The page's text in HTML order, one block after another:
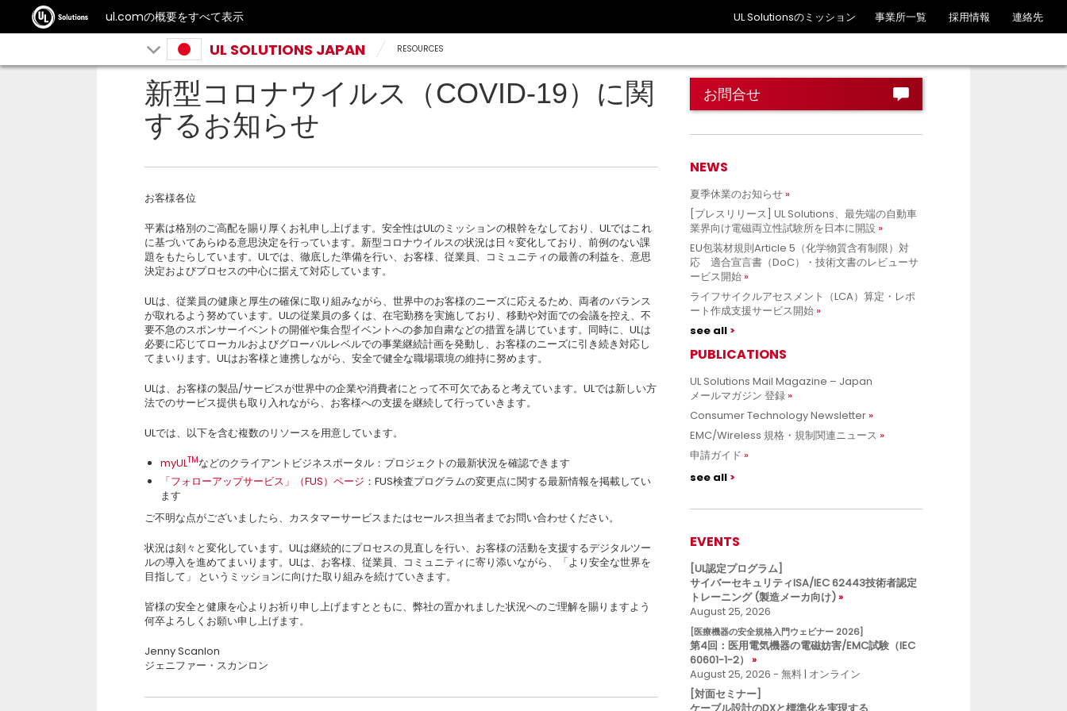
ul.comの概要をすべて表示 UL Solutionsのミッション 事業所一覧 採用情報 連絡先
UL SOLUTIONS JAPAN RESOURCES
新型コロナウイルス（COVID-19）に関
するお知らせ
お客様各位
平素は格別のご高配を賜り厚くお礼申し上げます。安全性はULのミッションの根幹をなしており、ULではこれ
に基づいてあらゆる意思決定を行っています。新型コロナウイルスの状況は日々変化しており、前例のない課
題をもたらしています。ULでは、徹底した準備を行い、お客様、従業員、コミュニティの最善の利益を、意思
決定およびプロセスの中心に据えて対応しています。
ULは、従業員の健康と厚生の確保に取り組みながら、世界中のお客様のニーズに応えるため、両者のバランス
が取れるよう努めています。ULの従業員の多くは、在宅勤務を実施しており、移動や対面での会議を控え、不
要不急のスポンサーイベントの開催や集合型イベントへの参加自粛などの措置を講じています。同時に、ULは
必要に応じてローカルおよびグローバルレベルでの事業継続計画を発動し、お客様のニーズに引き続き対応し
てまいります。ULはお客様と連携しながら、安全で健全な職場環境の維持に努めます。
ULは、お客様の製品/サービスが世界中の企業や消費者にとって不可欠であると考えています。ULでは新しい方
法でのサービス提供も取り入れながら、お客様への支援を継続して行っていきます。
ULでは、以下を含む複数のリソースを用意しています。
myULTM などのクライアントビジネスポータル：プロジェクトの最新状況を確認できます
「フォローアップサービス」（FUS）ページ ：FUS検査プログラムの変更点に関する最新情報を掲載してい
ます
ご不明な点がございましたら、カスタマーサービスまたはセールス担当者までお問い合わせください。
状況は刻々と変化しています。ULは継続的にプロセスの見直しを行い、お客様の活動を支援するデジタルツー
ルの導入を進めてまいります。ULは、お客様、従業員、コミュニティに寄り添いながら、「より安全な世界を
目指して」 というミッションに向けた取り組みを続けていきます。
皆様の安全と健康を心よりお祈り申し上げますとともに、弊社の置かれました状況へのご理解を賜りますよう
何卒よろしくお願い申し上げます。
Jenny Scanlon
ジェニファー・スカンロン
お問合せ
NEWS
夏季休業のお知らせ
[プレスリリース] UL Solutions、最先端の自動車
業界向け電磁両立性試験所を日本に開設
EU包装材規則Article 5（化学物質含有制限）対
応 適合宣言書（DoC）・技術文書のレビューサ
ービス開始
ライフサイクルアセスメント（LCA）算定・レポ
ート作成支援サービス開始
see all
PUBLICATIONS
UL Solutions Mail Magazine – Japan
メールマガジン 登録
Consumer Technology Newsletter
EMC/Wireless 規格・規制関連ニュース
申請ガイド
see all
EVENTS
[UL認定プログラム]
サイバーセキュリティISA/IEC 62443技術者認定
トレーニング (製造メーカ向け)
August 25, 2026
[医療機器の安全規格入門ウェビナー 2026]
第4回：医用電気機器の電磁妨害/EMC試験（IEC
60601-1-2）
August 25, 2026 - 無料 | オンライン
[対面セミナー]